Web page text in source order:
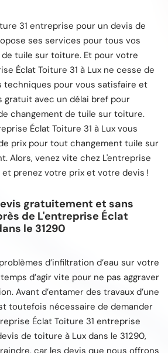
31 entreprise pour un devis de
ses services pour tous vos
tuile sur toiture. Et pour votre
Éclat Toiture 31 à Lux ne cesse de
pour vous satisfaire et
gratuit avec un délai bref pour
changement de tuile sur toiture.
Éclat Toiture 31 à Lux vous
prix pour tout changement tuile sur
Alors, venez vite chez L'entreprise
et prenez votre prix et votre devis !
gratuitement et sans
de L'entreprise Éclat
le 31290
d’infiltration d’eau sur votre
d’agir vite pour ne pas aggraver
Avant d’entamer des travaux d’une
toutefois nécessaire de demander
Éclat Toiture 31 entreprise
de toiture à Lux dans le 31290,